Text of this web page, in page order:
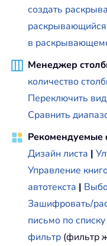
создать
раскрывающийся
в
Менеджер
количество
Переключить
Сравнить
Рекомендуемые
Дизайн листа |
Управление
автотекста |
Зашифровать/
письмо по списку
фильтр (фильтр